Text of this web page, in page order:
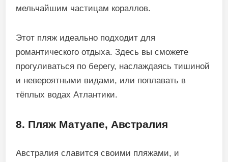
мельчайшим частицам кораллов.
Этот пляж идеально подходит для
романтического отдыха. Здесь вы сможете
прогуливаться по берегу, наслаждаясь тишиной
и невероятными видами, или поплавать в
тёплых водах Атлантики.
8. Пляж Матуапе, Австралия
Австралия славится своими пляжами, и